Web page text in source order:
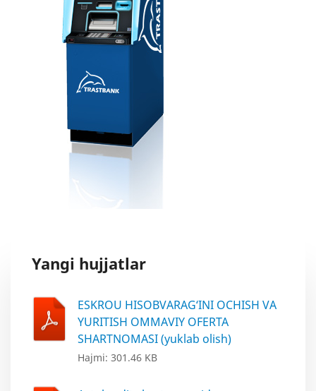
Yangi hujjatlar
ESKROU HISOBVARAG‘INI OCHISH VA
YURITISH OMMAVIY OFERTA
SHARTNOMASI (yuklab olish)
Hajmi: 301.46 KB